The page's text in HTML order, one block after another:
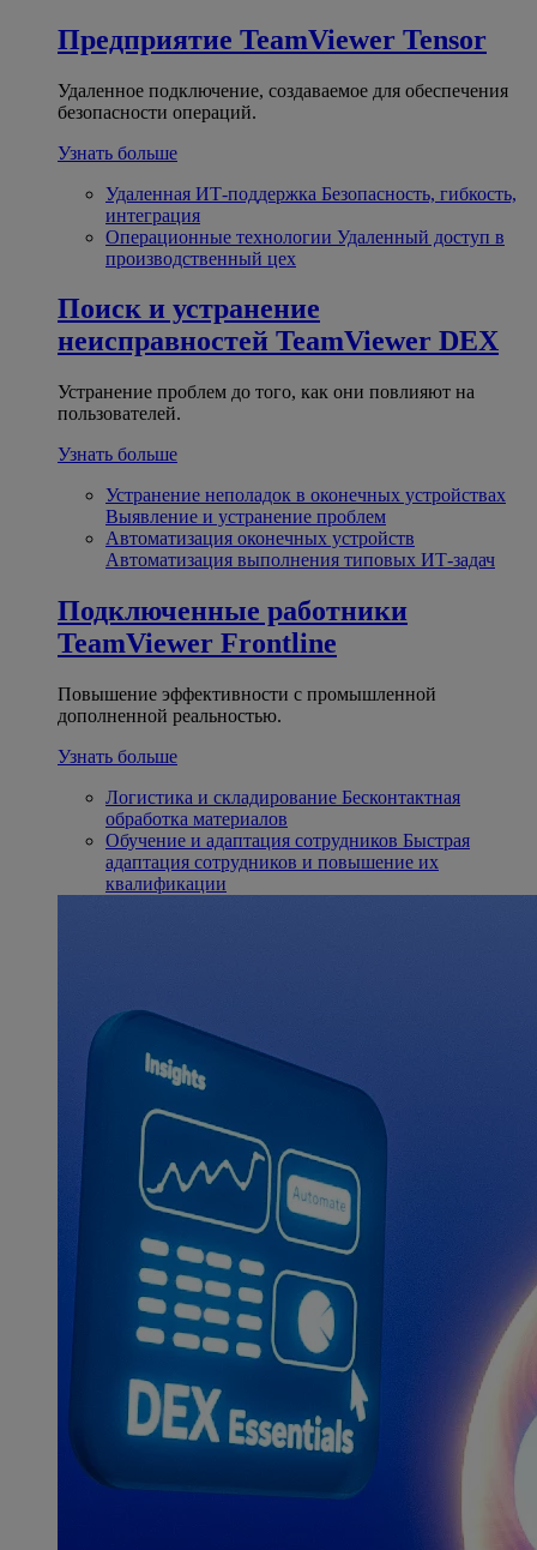
Предприятие TeamViewer Tensor
Удаленное подключение, создаваемое для обеспечения
безопасности операций.
Узнать больше
Удаленная ИТ-поддержка Безопасность, гибкость,
интеграция
Операционные технологии Удаленный доступ в
производственный цех
Поиск и устранение
неисправностей TeamViewer DEX
Устранение проблем до того, как они повлияют на
пользователей.
Узнать больше
Устранение неполадок в оконечных устройствах
Выявление и устранение проблем
Автоматизация оконечных устройств
Автоматизация выполнения типовых ИТ-задач
Подключенные работники
TeamViewer Frontline
Повышение эффективности с промышленной
дополненной реальностью.
Узнать больше
Логистика и складирование Бесконтактная
обработка материалов
Обучение и адаптация сотрудников Быстрая
адаптация сотрудников и повышение их
квалификации